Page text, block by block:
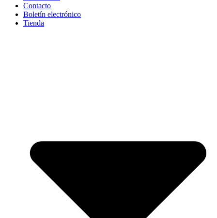
Contacto
Boletín electrónico
Tienda